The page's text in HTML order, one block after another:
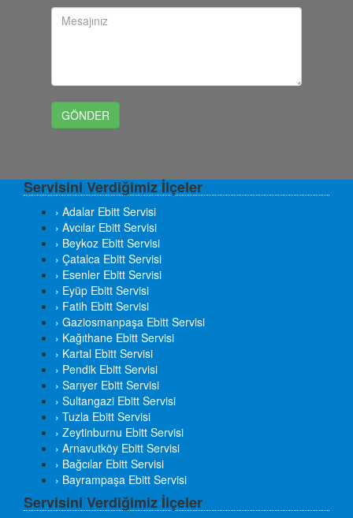
Servisini Verdiğimiz İlçeler
› Adalar Ebitt Servisi
› Avcılar Ebitt Servisi
› Beykoz Ebitt Servisi
› Çatalca Ebitt Servisi
› Esenler Ebitt Servisi
› Eyüp Ebitt Servisi
› Fatih Ebitt Servisi
› Gaziosmanpaşa Ebitt Servisi
› Kağıthane Ebitt Servisi
› Kartal Ebitt Servisi
› Pendik Ebitt Servisi
› Sarıyer Ebitt Servisi
› Sultangazi Ebitt Servisi
› Tuzla Ebitt Servisi
› Zeytinburnu Ebitt Servisi
› Arnavutköy Ebitt Servisi
› Bağcılar Ebitt Servisi
› Bayrampaşa Ebitt Servisi
Servisini Verdiğimiz İlçeler